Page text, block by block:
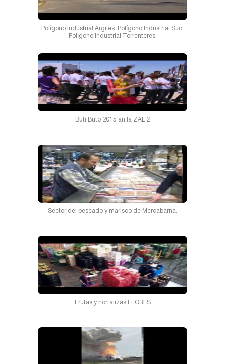
Polígono Industrial Argiles. Polígono Industrial Sud.
Polígono Industrial Torrenteres.
Buti Buto 2015 an la ZAL 2
Sector del pescado y marisco de Mercabarna.
Frutas y hortalizas FLORES